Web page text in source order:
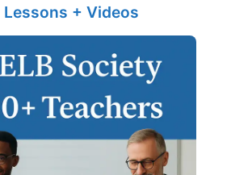
Lessons + Videos